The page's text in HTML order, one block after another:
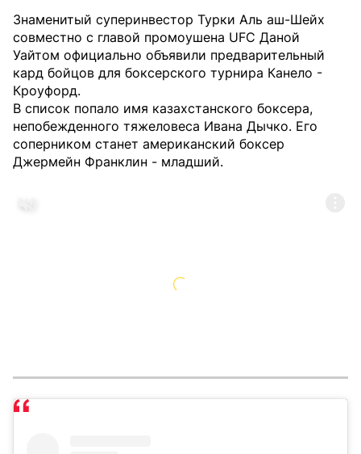
Знаменитый суперинвестор Турки Аль аш-Шейх
совместно с главой промоушена UFC Даной
Уайтом официально объявили предварительный
кард бойцов для боксерского турнира Канело -
Кроуфорд.
В список попало имя казахстанского боксера,
непобежденного тяжеловеса Ивана Дычко. Его
соперником станет американский боксер
Джермейн Франклин - младший.